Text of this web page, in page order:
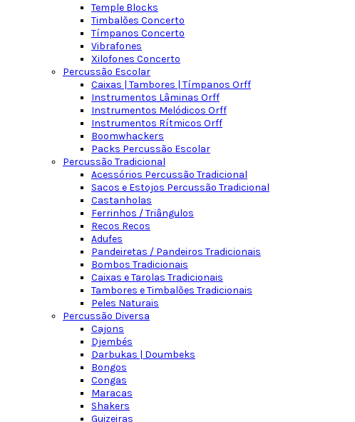
Temple Blocks
Timbalões Concerto
Tímpanos Concerto
Vibrafones
Xilofones Concerto
Percussão Escolar
Caixas | Tambores | Tímpanos Orff
Instrumentos Lâminas Orff
Instrumentos Melódicos Orff
Instrumentos Rítmicos Orff
Boomwhackers
Packs Percussão Escolar
Percussão Tradicional
Acessórios Percussão Tradicional
Sacos e Estojos Percussão Tradicional
Castanholas
Ferrinhos / Triângulos
Recos Recos
Adufes
Pandeiretas / Pandeiros Tradicionais
Bombos Tradicionais
Caixas e Tarolas Tradicionais
Tambores e Timbalões Tradicionais
Peles Naturais
Percussão Diversa
Cajons
Djembés
Darbukas | Doumbeks
Bongos
Congas
Maracas
Shakers
Guizeiras